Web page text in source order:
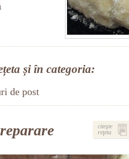
și în categoria:
de post
citeşte
reţeta